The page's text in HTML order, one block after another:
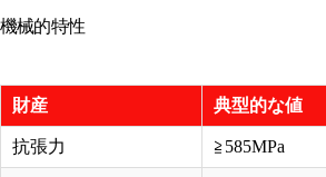
機械的特性
財産 典型的な値
抗張力 ≧585MPa